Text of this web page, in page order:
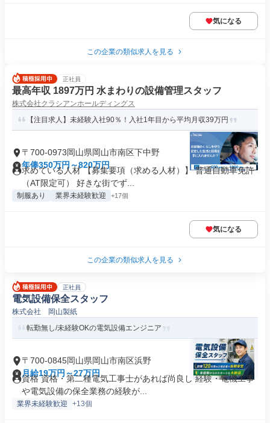
気になる
この企業の類似求人を見る
正社員
最高年収 1897万円 水まわりの設備管理スタッフ
株式会社クラシアンホールディングス
【注目求人】未経験入社90％！入社1年目から平均月収39万円
〒700-0973岡山県岡山市南区下中野
年俸350万円～820万円
求めている人材 【募集要項（求める人材）】 普通自動車免許
（AT限定可） 好きな街でず...
制服あり 業界未経験歓迎 +17個
気になる
この企業の類似求人を見る
正社員
電気設備保全スタッフ
株式会社 岡山製紙
転勤無し/未経験OKの電気設備エンジニア
〒700-0845岡山県岡山市南区浜野
月給19万円～27万円
資格 資格・第二種電気工事士があれば尚良し 経験・電機工事
や電気設備の保全業務の経験が...
業界未経験歓迎 +13個